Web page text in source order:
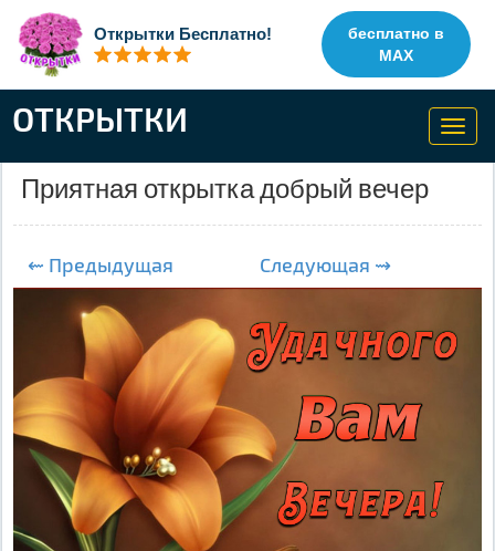
Открытки Бесплатно!
бесплатно в
MAX
ОТКРЫТКИ
Приятная открытка добрый вечер
⇜ Предыдущая Следующая ⇝